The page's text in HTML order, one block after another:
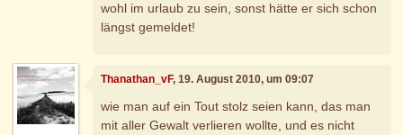
wohl im urlaub zu sein, sonst hätte er sich schon
längst gemeldet!
Thanathan_vF, 19. August 2010, um 09:07
wie man auf ein Tout stolz seien kann, das man
mit aller Gewalt verlieren wollte, und es nicht